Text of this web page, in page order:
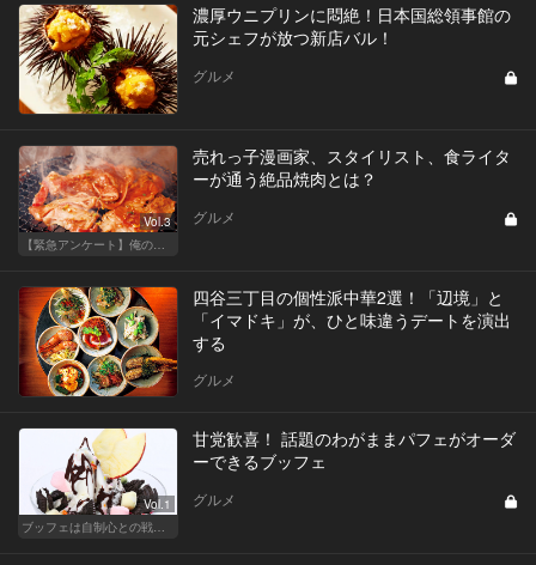
濃厚ウニプリンに悶絶！日本国総領事館の
元シェフが放つ新店バル！
グルメ
Vol.3
【緊急アンケート】俺の！私の！ベスト焼肉店
売れっ子漫画家、スタイリスト、食ライタ
ーが通う絶品焼肉とは？
グルメ
四谷三丁目の個性派中華2選！「辺境」と
「イマドキ」が、ひと味違うデートを演出
する
グルメ
Vol.1
ブッフェは自制心との戦いだ！ スイーツの海にダイブせよ！
甘党歓喜！ 話題のわがままパフェがオーダ
ーできるブッフェ
グルメ